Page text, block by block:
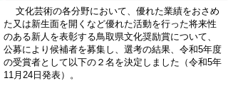
文化芸術の各分野において、優れた業績をおさめ
た又は新生面を開くなど優れた活動を行った将来性
のある新人を表彰する鳥取県文化奨励賞について、
公募により候補者を募集し、選考の結果、令和5年度
の受賞者として以下の２名を決定しました（令和5年
11月24日発表）。